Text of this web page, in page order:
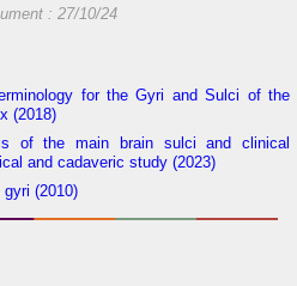
: 27/10/24
for the Gyri and Sulci of the
(2018)
of the main brain sulci and clinical
and cadaveric study (2023)
(2010)